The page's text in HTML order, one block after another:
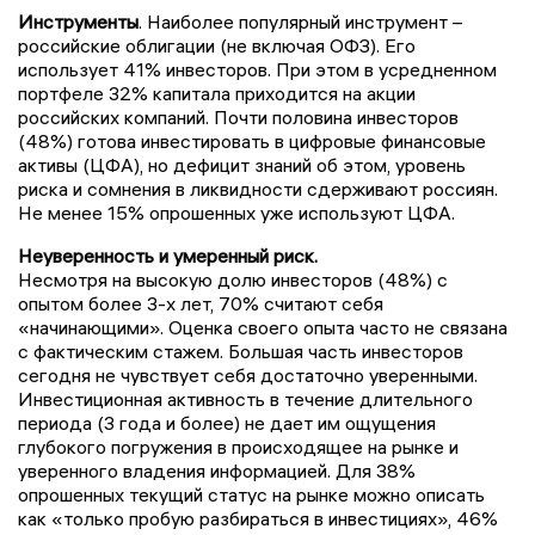
Инструменты. Наиболее популярный инструмент –
российские облигации (не включая ОФЗ). Его
использует 41% инвесторов. При этом в усредненном
портфеле 32% капитала приходится на акции
российских компаний. Почти половина инвесторов
(48%) готова инвестировать в цифровые финансовые
активы (ЦФА), но дефицит знаний об этом, уровень
риска и сомнения в ликвидности сдерживают россиян.
Не менее 15% опрошенных уже используют ЦФА.
Неуверенность и умеренный риск.
Несмотря на высокую долю инвесторов (48%) с
опытом более 3-х лет, 70% считают себя
«начинающими». Оценка своего опыта часто не связана
с фактическим стажем. Большая часть инвесторов
сегодня не чувствует себя достаточно уверенными.
Инвестиционная активность в течение длительного
периода (3 года и более) не дает им ощущения
глубокого погружения в происходящее на рынке и
уверенного владения информацией. Для 38%
опрошенных текущий статус на рынке можно описать
как «только пробую разбираться в инвестициях», 46%